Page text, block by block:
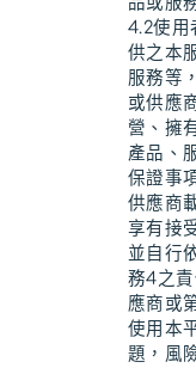
4.2使用
供之本
服務等
或供應
營、擁
產品、
保證事
供應商
享有接
並自行
務4之
應商或
使用本
題，風